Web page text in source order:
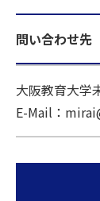
問い合わせ先
大阪教育大学
E-Mail：